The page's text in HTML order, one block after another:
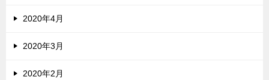
2020年4月
2020年3月
2020年2月